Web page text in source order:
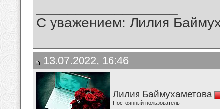
С уважением: Лилия
13.07.2022, 16:46
Лилия Баймухаметова
Постоянный пользователь